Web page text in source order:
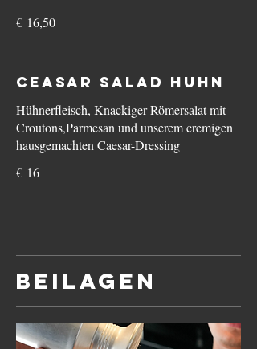
€ 16,50
Ceasar Salad Huhn
Hühnerfleisch, Knackiger Römersalat mit
Croutons,Parmesan und unserem cremigen
hausgemachten Caesar-Dressing
€ 16
Beilagen